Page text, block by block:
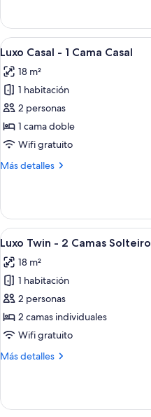
2
Camas
Solteiro
Twin
2
Solteiro
Ver
todas
las
fotos
de
Luxo
Casal
1
6
Luxo Casal - 1 Cama Casal
18 m²
1 habitación
2 personas
1 cama doble
Wifi gratuito
Más detalles
Más
Casal
1
Casal
Ver
todas
las
fotos
de
Luxo
Twin
2
6
Luxo Twin - 2 Camas Solteiro
18 m²
1 habitación
2 personas
2 camas individuales
Wifi gratuito
Más detalles
Más
Twin